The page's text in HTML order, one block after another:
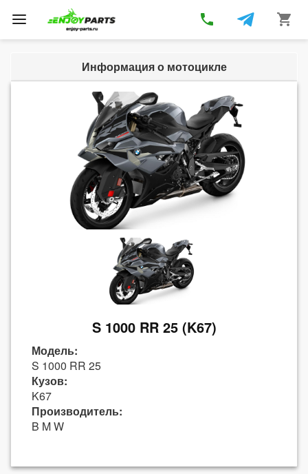
Toggle
navigation
phone shopping_cart
Информация о мотоцикле
S 1000 RR 25 (K67)
Модель:
S 1000 RR 25
Кузов:
K67
Производитель:
B M W